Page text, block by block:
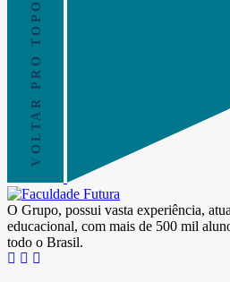
VOLTAR PRO TOPO
O Grupo, possui vasta experiência,
educacional, com mais de 500 mil
todo o Brasil.